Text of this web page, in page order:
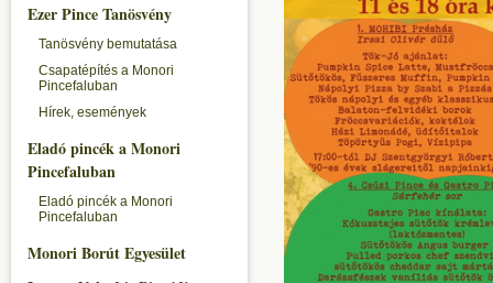
Ezer Pince Tanösvény
Tanösvény bemutatása
Csapatépítés a Monori
Pincefaluban
Hírek, események
Eladó pincék a Monori
Pincefaluban
Eladó pincék a Monori
Pincefaluban
Monori Borút Egyesület